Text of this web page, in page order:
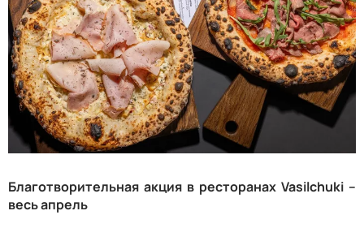
Благотворительная акция в ресторанах Vasilchuki –
весь апрель